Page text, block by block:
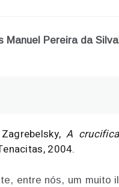
Manuel Pereira da
A
2004.
entre nós, um muito